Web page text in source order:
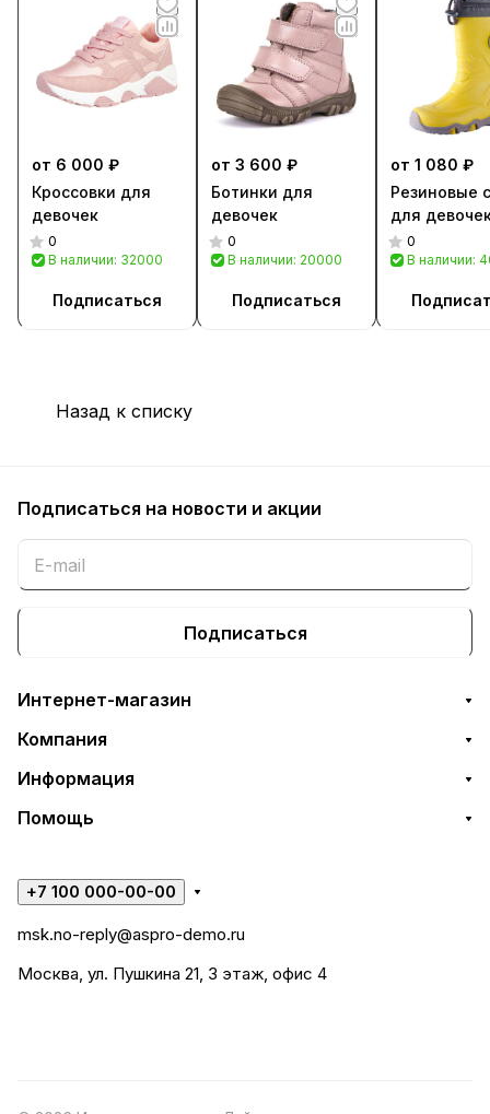
от 6 000 ₽
Кроссовки для
девочек
0
В наличии: 32000
Подписаться
от 3 600 ₽
Ботинки для
девочек
0
В наличии: 20000
Подписаться
от 1 080 ₽
Резиновые
для
0
В наличии:
Назад к списку
Подписаться на новости и акции
Подписаться
Интернет-магазин
Компания
Информация
Помощь
+7 100 000-00-00
msk.no-reply@aspro-demo.ru
Москва, ул. Пушкина 21, 3 этаж, офис 4